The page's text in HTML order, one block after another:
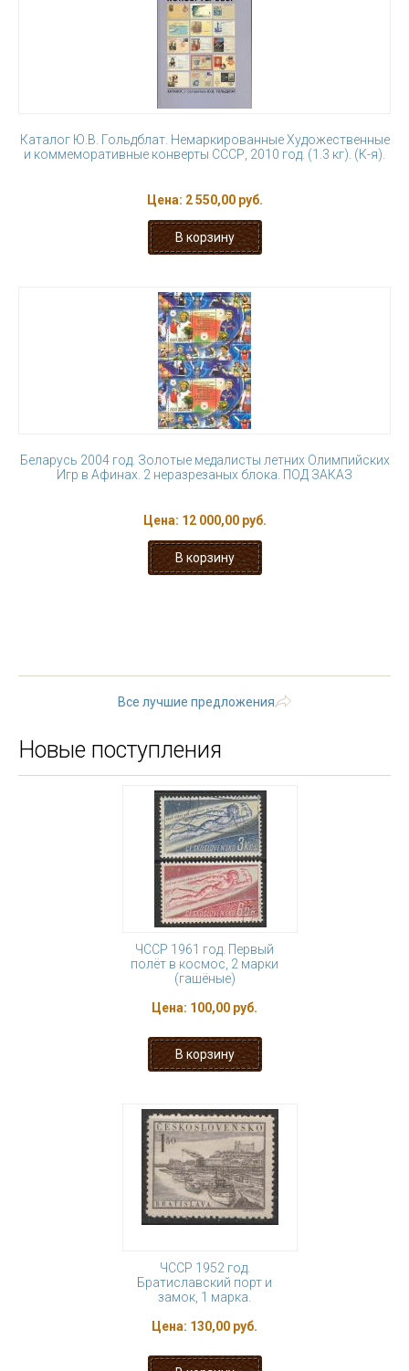
Каталог Ю.В. Гольдблат. Немаркированные Художественные
и коммеморативные конверты СССР, 2010 год. (1.3 кг). (К-я).
Цена: 2 550,00 руб.
Беларусь 2004 год. Золотые медалисты летних Олимпийских
Игр в Афинах. 2 неразрезаных блока. ПОД ЗАКАЗ
Цена: 12 000,00 руб.
Все лучшие предложения
Новые поступления
ЧССР 1961 год. Первый
полёт в космос, 2 марки
(гашёные)
Цена: 100,00 руб.
ЧССР 1952 год.
Братиславский порт и
замок, 1 марка.
Цена: 130,00 руб.